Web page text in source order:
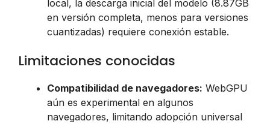
local, la descarga inicial del modelo (8.87GB
en versión completa, menos para versiones
cuantizadas) requiere conexión estable.
Limitaciones conocidas
Compatibilidad de navegadores: WebGPU
aún es experimental en algunos
navegadores, limitando adopción universal